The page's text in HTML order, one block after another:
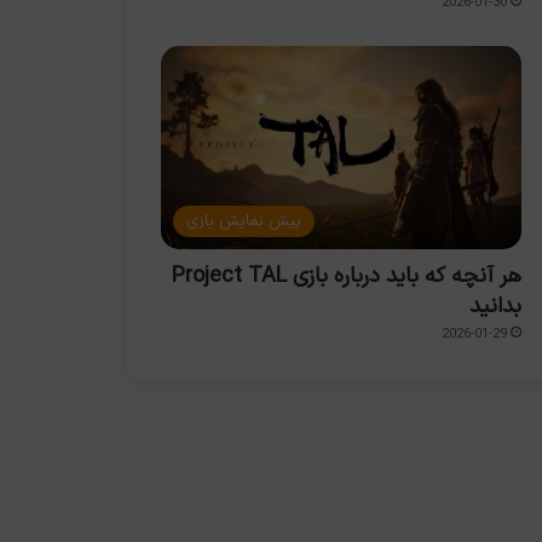
پیش نمایش بازی
هر آنچه که باید درباره بازی Project TAL
بدانید
2026-01-29